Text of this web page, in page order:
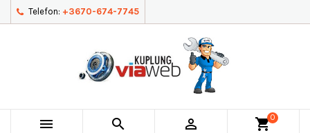
Telefon: +3670-674-7745
   shopping_cart0